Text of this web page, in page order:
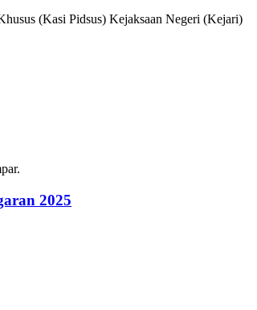
(Kasi Pidsus) Kejaksaan Negeri (Kejari)
2025